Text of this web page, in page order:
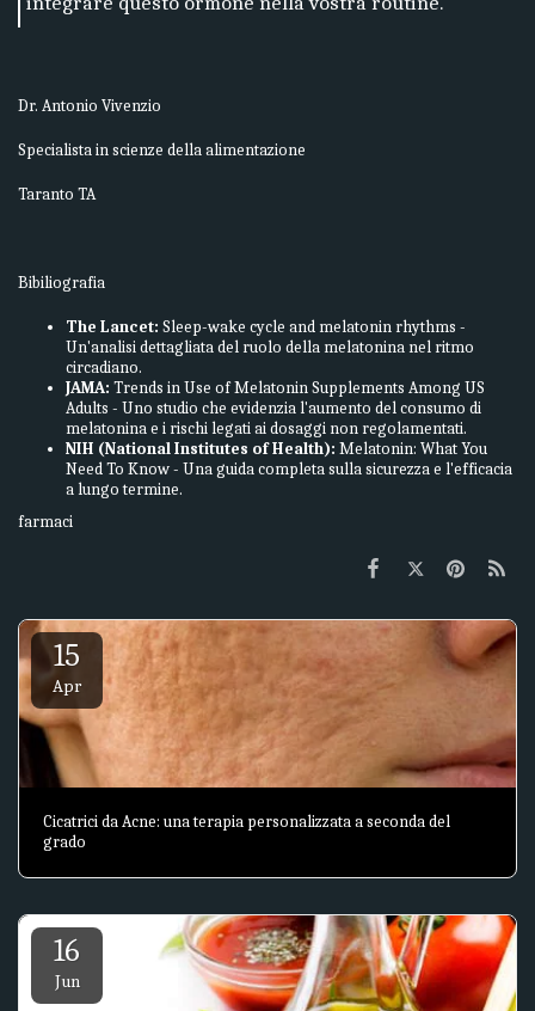
Dr. Antonio Vivenzio
Specialista in scienze della alimentazione
Taranto TA
Bibiliografia
The Lancet: Sleep-wake cycle and melatonin rhythms -
Un'analisi dettagliata del ruolo della melatonina nel ritmo
circadiano.
JAMA: Trends in Use of Melatonin Supplements Among US
Adults - Uno studio che evidenzia l'aumento del consumo di
melatonina e i rischi legati ai dosaggi non regolamentati.
NIH (National Institutes of Health): Melatonin: What You
Need To Know- Una guida completa sulla sicurezza e l'efficacia
a lungo termine.
farmaci
15
Apr
Cicatrici da Acne: una terapia personalizzata a seconda del
grado
16
Jun